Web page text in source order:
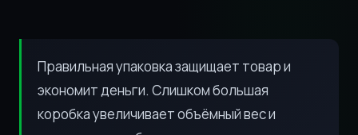
Правильная упаковка защищает товар и
экономит деньги. Слишком большая
коробка увеличивает объёмный вес и